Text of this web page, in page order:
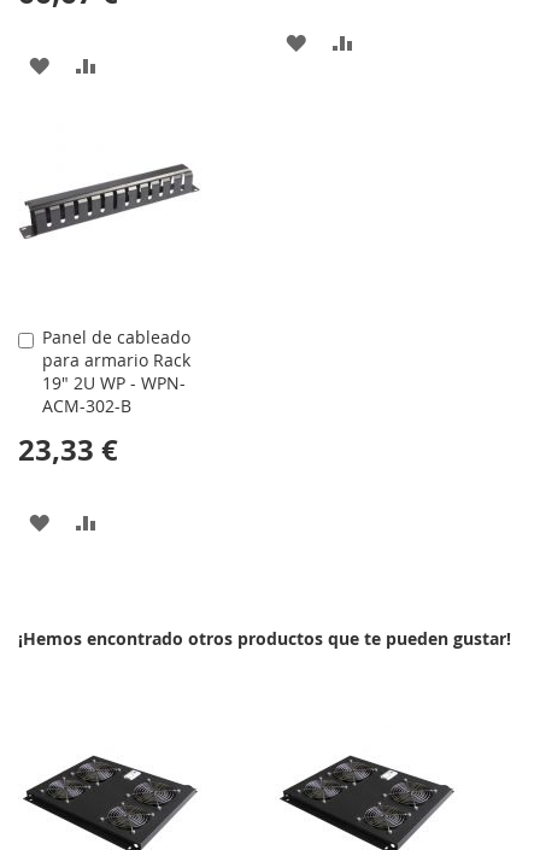
AÑADIR
LISTA
DE
AÑADIR
Panel de cableado
para armario Rack
19" 2U WP - WPN-
ACM-302-B
23,33 €
Comprar
AÑADIR
LISTA
¡Hemos encontrado otros productos que te pueden gustar!